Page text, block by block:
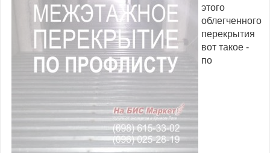
этого
облегченного
перекрытия
вот такое -
по